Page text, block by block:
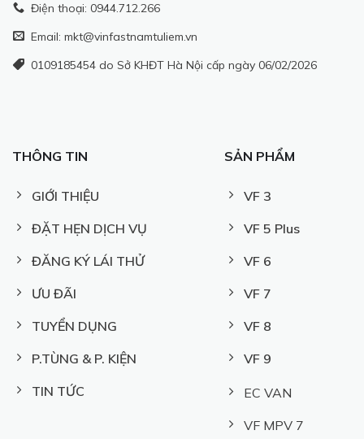
Điện thoại: 0944.712.266
Email: mkt@vinfastnamtuliem.vn
0109185454 do Sở KHĐT Hà Nội cấp ngày 06/02/2026
THÔNG TIN
GIỚI THIỆU
ĐẶT HẸN DỊCH VỤ
ĐĂNG KÝ LÁI THỬ
ƯU ĐÃI
TUYỂN DỤNG
P.TÙNG & P. KIỆN
TIN TỨC
SẢN PHẨM
VF 3
VF 5 Plus
VF 6
VF 7
VF 8
VF 9
EC VAN
VF MPV 7